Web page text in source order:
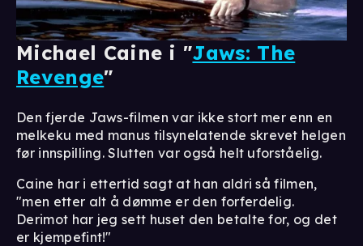
Michael Caine i "Jaws: The
Revenge"
Den fjerde Jaws-filmen var ikke stort mer enn en
melkeku med manus tilsynelatende skrevet helgen
før innspilling. Slutten var også helt uforståelig.
Caine har i ettertid sagt at han aldri så filmen,
"men etter alt å dømme er den forferdelig.
Derimot har jeg sett huset den betalte for, og det
er kjempefint!"